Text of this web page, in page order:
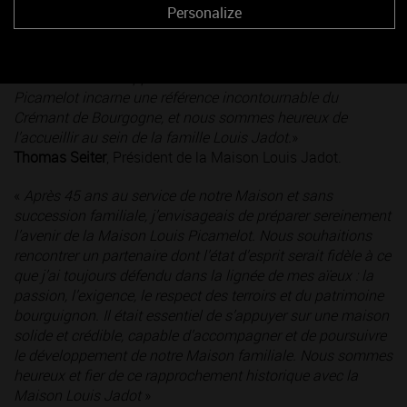
vision à long terme : préserver l’identité des maisons
Picamelot incarne une référence incontournable du
Crémant de Bourgogne, et nous sommes heureux de
l’accueillir au sein de la famille Louis Jadot.
Thomas Seiter , Président de la Maison Louis Jadot.
Après 45 ans au service de notre Maison et sans
succession familiale, j’envisageais de préparer sereinement
l’avenir de la Maison Louis Picamelot. Nous souhaitions
rencontrer un partenaire dont l’état d’esprit serait fidèle à ce
que j’ai toujours défendu dans la lignée de mes aïeux : la
passion, l’exigence, le respect des terroirs et du patrimoine
bourguignon. Il était essentiel de s’appuyer sur une maison
solide et crédible, capable d’accompagner et de poursuivre
le développement de notre Maison familiale. Nous sommes
heureux et fier de ce rapprochement historique avec la
Maison Louis Jadot
Personalize